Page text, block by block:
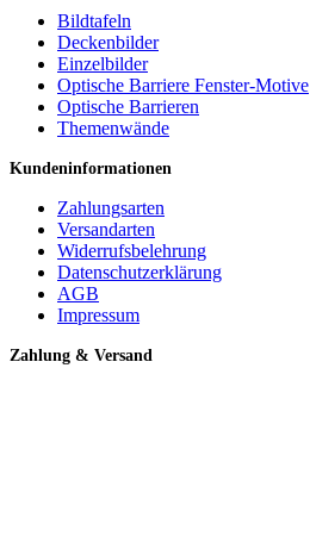
Bildtafeln
Deckenbilder
Einzelbilder
Optische Barriere Fenster-Motive
Optische Barrieren
Themenwände
Kundeninformationen
Zahlungsarten
Versandarten
Widerrufsbelehrung
Datenschutzerklärung
AGB
Impressum
Zahlung & Versand